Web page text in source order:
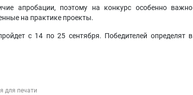
апробации, поэтому на конкурс особенно важно
на практике проекты.
с 14 по 25 сентября. Победителей определят в
для печати